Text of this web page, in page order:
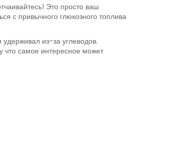
Это просто ваш
с привычного глюкозного топлива
из-за углеводов.
что самое интересное может